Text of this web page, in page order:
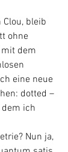
bleib
ohne
dem
eine neue
dotted –
ich
Nun ja,